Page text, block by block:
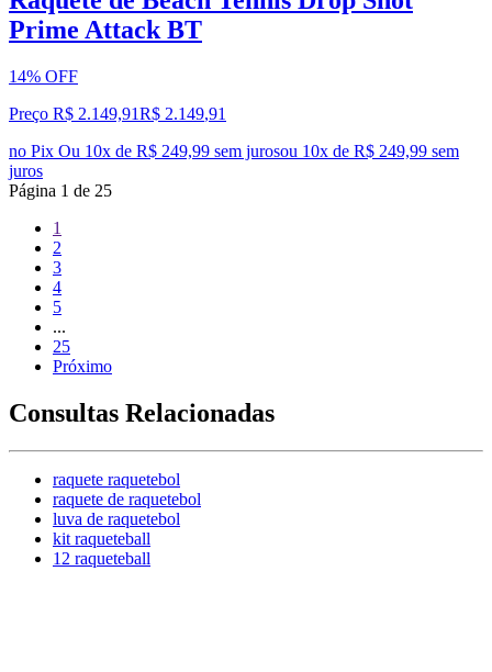
Prime Attack BT
14% OFF
Preço R$ 2.149,91R$ 2.149,91
no Pix Ou 10x de R$ 249,99 sem jurosou 10x de R$ 249,99 sem
juros
Página 1 de 25
1
2
3
4
5
...
25
Próximo
Consultas Relacionadas
raquete raquetebol
raquete de raquetebol
luva de raquetebol
kit raqueteball
12 raqueteball